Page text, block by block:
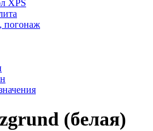
XPS
погонаж
(белая)